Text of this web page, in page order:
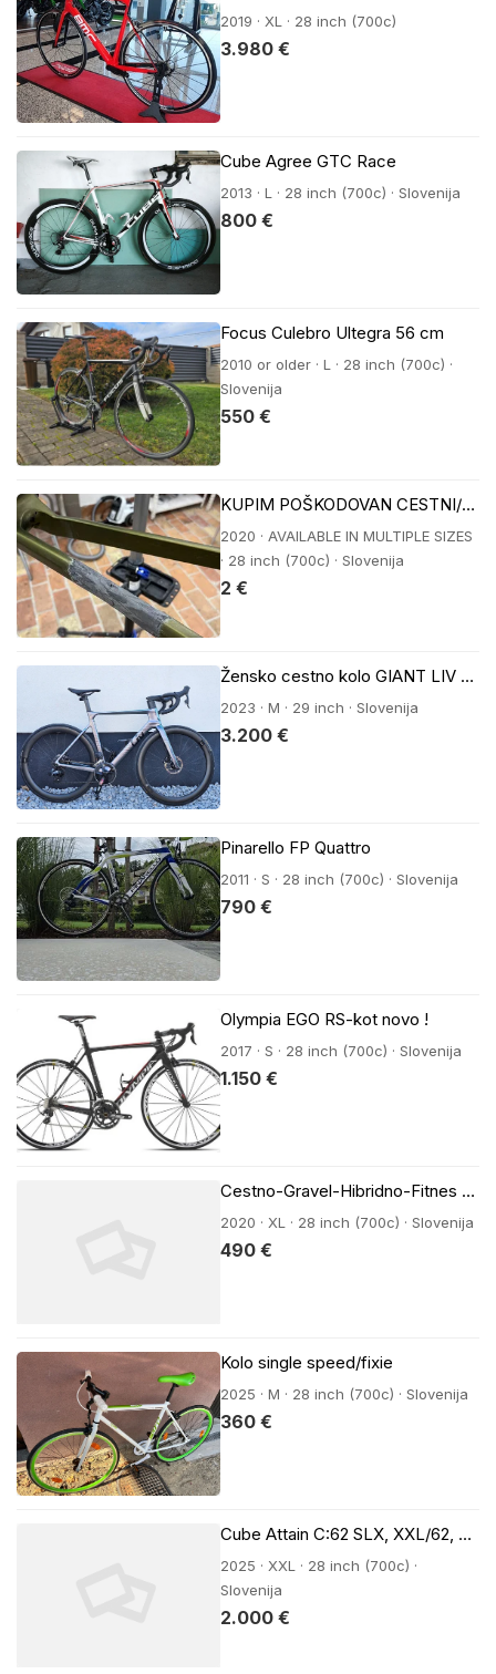
2019 · XL · 28 inch (700c)
3.980 €
Cube Agree GTC Race
2013 · L · 28 inch (700c) · Slovenija
800 €
Focus Culebro Ultegra 56 cm
2010 or older · L · 28 inch (700c) ·
Slovenija
550 €
KUPIM POŠKODOVAN CESTNI/GRAVEL OKVIR
2020 · AVAILABLE IN MULTIPLE SIZES
· 28 inch (700c) · Slovenija
2 €
Žensko cestno kolo GIANT LIV EnviLiv Advanced 1 M(164-176cm) Airglow 2023
2023 · M · 29 inch · Slovenija
3.200 €
Pinarello FP Quattro
2011 · S · 28 inch (700c) · Slovenija
790 €
Olympia EGO RS-kot novo !
2017 · S · 28 inch (700c) · Slovenija
1.150 €
Cestno-Gravel-Hibridno-Fitnes kolo Trek FX3 Disc.
2020 · XL · 28 inch (700c) · Slovenija
490 €
Kolo single speed/fixie
2025 · M · 28 inch (700c) · Slovenija
360 €
Cube Attain C:62 SLX, XXL/62, prodam.
2025 · XXL · 28 inch (700c) ·
Slovenija
2.000 €